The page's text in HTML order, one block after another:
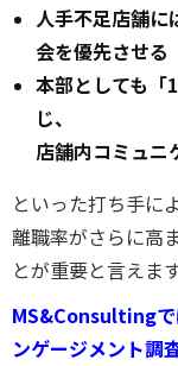
人手不足店舗に
会を優先させる
本部としても「
じ、
店舗内コミュニ
といった打ち手に
離職率がさらに高
とが重要と言えます
MS&Consultingで
ンゲージメント調